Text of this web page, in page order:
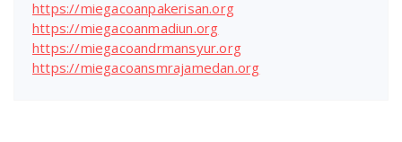
https://miegacoanpakerisan.org
https://miegacoanmadiun.org
https://miegacoandrmansyur.org
https://miegacoansmrajamedan.org